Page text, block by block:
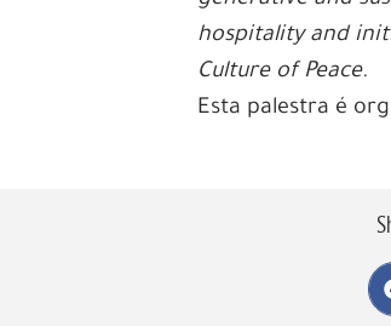
hospitality and
Culture of Peace.
Esta palestra é